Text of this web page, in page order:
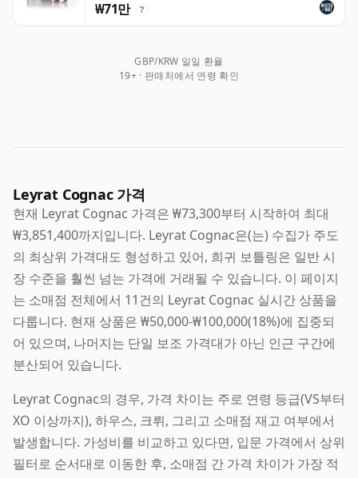
₩71만 ?
GBP/KRW 일일 환율
19+ · 판매처에서 연령 확인
Leyrat Cognac 가격
현재 Leyrat Cognac 가격은 ₩73,300부터 시작하여 최대
₩3,851,400까지입니다. Leyrat Cognac은(는) 수집가 주도
의 최상위 가격대도 형성하고 있어, 희귀 보틀링은 일반 시
장 수준을 훨씬 넘는 가격에 거래될 수 있습니다. 이 페이지
는 소매점 전체에서 11건의 Leyrat Cognac 실시간 상품을
다룹니다. 현재 상품은 ₩50,000-₩100,000(18%)에 집중되
어 있으며, 나머지는 단일 보조 가격대가 아닌 인근 구간에
분산되어 있습니다.
Leyrat Cognac의 경우, 가격 차이는 주로 연령 등급(VS부터
XO 이상까지), 하우스, 크뤼, 그리고 소매점 재고 여부에서
발생합니다. 가성비를 비교하고 있다면, 입문 가격에서 상위
필터로 순서대로 이동한 후, 소매점 간 가격 차이가 가장 적